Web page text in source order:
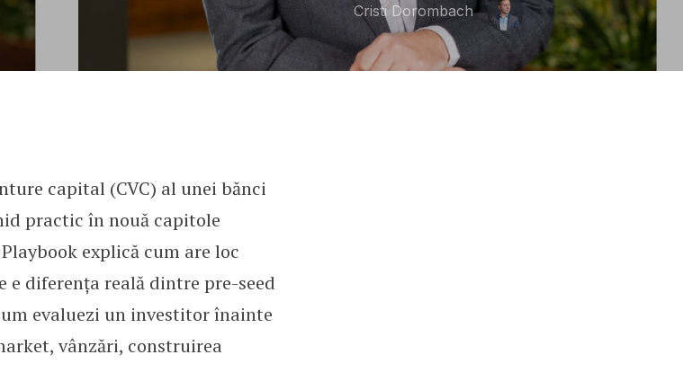
Cristi Dorombach
Playbook, primul ghid practic pentru fondatorii
capital (CVC) al unei bănci
practic în nouă capitole
explică cum are loc
diferența reală dintre pre-seed
evaluezi un investitor înainte
vânzări, construirea